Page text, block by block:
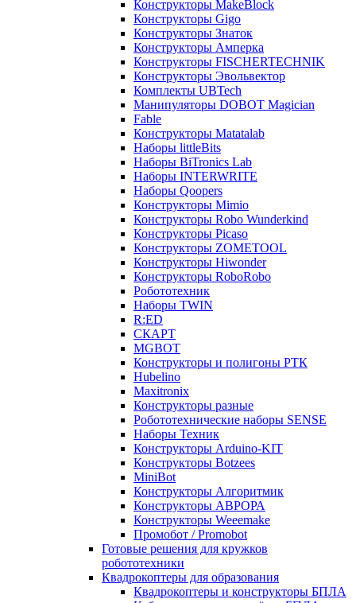
Конструкторы MakeBlock
Конструкторы Gigo
Конструкторы Знаток
Конструкторы Амперка
Конструкторы FISCHERTECHNIK
Конструкторы Эвольвектор
Комплекты UBTech
Манипуляторы DOBOT Magician
Fable
Конструкторы Matatalab
Наборы littleBits
Наборы BiTronics Lab
Наборы INTERWRITE
Наборы Qoopers
Конструкторы Mimio
Конструкторы Robo Wunderkind
Конструкторы Picaso
Конструкторы ZOMETOOL
Конструкторы Hiwonder
Конструкторы RoboRobo
Робототехник
Наборы TWIN
R:ED
СКАРТ
MGBOT
Конструкторы и полигоны РТК
Hubelino
Maxitronix
Конструкторы разные
Робототехнические наборы SENSE
Наборы Техник
Конструкторы Arduino-KIT
Конструкторы Botzees
MiniBot
Конструкторы Алгоритмик
Конструкторы АВРОРА
Конструкторы Weeemake
Промобот / Promobot
Готовые решения для кружков
робототехники
Квадрокоптеры для образования
Квадрокоптеры и конструкторы БПЛА